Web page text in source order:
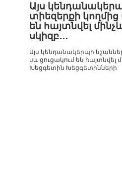
Այս
տիեզերքի կողմից
են հայտնվել
սկիզբ․․․
Այս կենդանակերպի
սև ցուցակում են հայտնվել
Խեցգետին Խեցգետինների